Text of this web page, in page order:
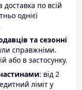
по всій
однієї
та сезонні
справжніми.
або в застосунку.
: від 2
ліміт у